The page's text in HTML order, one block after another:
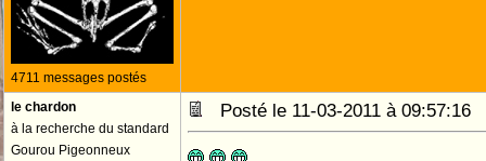
4711 messages postés
le chardon
à la recherche du standard
Gourou Pigeonneux
Posté le 11-03-2011 à 09:57:16